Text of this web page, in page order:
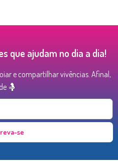
que ajudam no dia a dia!
e compartilhar vivências. Afinal,
🤱
se